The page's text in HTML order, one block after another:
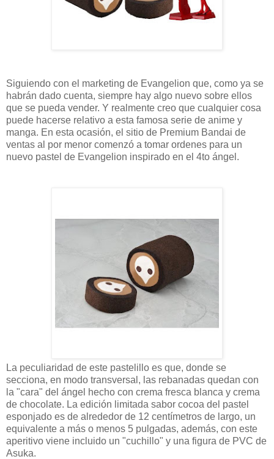
Siguiendo con el marketing de Evangelion que, como ya se
habrán dado cuenta, siempre hay algo nuevo sobre ellos
que se pueda vender. Y realmente creo que cualquier cosa
puede hacerse relativo a esta famosa serie de anime y
manga. En esta ocasión, el sitio de Premium Bandai de
ventas al por menor comenzó a tomar ordenes para un
nuevo pastel de Evangelion inspirado en el 4to ángel.
La peculiaridad de este pastelillo es que, donde se
secciona, en modo transversal, las rebanadas quedan con
la "cara" del ángel hecho con crema fresca blanca y crema
de chocolate. La edición limitada sabor cocoa del pastel
esponjado es de alrededor de 12 centímetros de largo, un
equivalente a más o menos 5 pulgadas, además, con este
aperitivo viene incluido un "cuchillo" y una figura de PVC de
Asuka.